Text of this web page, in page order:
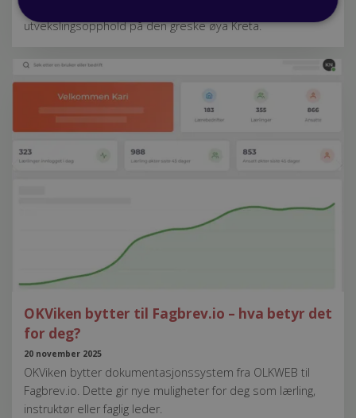
utvekslingsopphold på den greske øya Kreta.
OKViken bytter til Fagbrev.io – hva betyr det
for deg?
20 november 2025
OKViken bytter dokumentasjonssystem fra OLKWEB til
Fagbrev.io. Dette gir nye muligheter for deg som lærling,
instruktør eller faglig leder.